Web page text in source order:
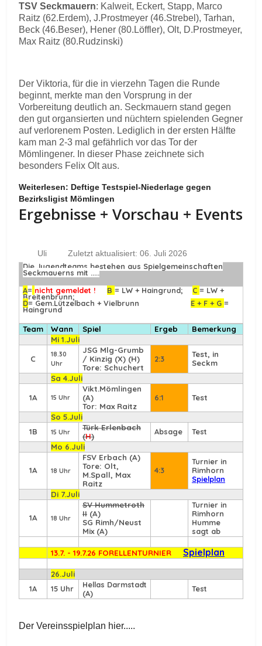
TSV Seckmauern: Kalweit, Eckert, Stapp, Marco
Raitz (62.Erdem), J.Prostmeyer (46.Strebel), Tarhan,
Beck (46.Beser), Hener (80.Löffler), Olt, D.Prostmeyer,
Max Raitz (80.Rudzinski)
Der Viktoria, für die in vierzehn Tagen die Runde
beginnt, merkte man den Vorsprung in der
Vorbereitung deutlich an. Seckmauern stand gegen
den gut organsierten und nüchtern spielenden Gegner
auf verlorenem Posten. Lediglich in der ersten Hälfte
kam man 2-3 mal gefährlich vor das Tor der
Mömlingener. In dieser Phase zeichnete sich
besonders Felix Olt aus.
Weiterlesen: Deftige Testspiel-Niederlage gegen
Bezirksligist Mömlingen
Ergebnisse + Vorschau + Events
Uli
Zuletzt aktualisiert: 06. Juli 2026
Die Jugendteams bestehen aus Spielgemeinschaften
Seckmauerns mit .....
A= nicht gemeldet ! B = LW + Haingrund;C = LW +
Breitenbrunn;
D= Gem.Lützelbach + Vielbrunn E + F + G =
Haingrund
Team Wann Spiel Ergeb
Bemerkung
Mi 1.Juli
C
18.30
Uhr
JSG Mlg-Grumb
/ Kinzig (X) (H)
Tore: Schuchert
2:3
Test, in
Seckm
Sa 4.Juli
1A 15 Uhr
Vikt.Mömlingen
(A)
Tor: Max Raitz
6:1 Test
So 5.Juli
1B
15 Uhr
Türk Erlenbach
(H) Absage
Test
Mo 6.Juli
1A 18 Uhr
FSV Erbach (A)
Tore: Olt,
M.Spall, Max
Raitz
4:3
Turnier in
Rimhorn
Spielplan
Di 7.Juli
1A 18 Uhr
SV Hummetroth
II (A)
SG Rimh/Neust
Mix (A)
Turnier in
Rimhorn
Humme
sagt ab
13.7. - 19.7.26 FORELLENTURNIER Spielplan
26.Juli
1A
15 Uhr
Hellas Darmstadt
(A)
Test
Der Vereinsspielplan hier.....